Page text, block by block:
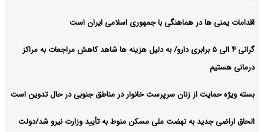
دارد؟
اقدامات یمنی ها در هماهنگی با جمهوری اسلامی ایران است
گرانی ۴ الی ۵ برابری دارو/ به دلیل هزینه ها شاهد کاهش مراجعات به مراکز
درمانی هستیم
بسته ویژه حمایت از زنان سرپرست خانوار در مناطق جنوبی در حال تدوین است
الحاق اراضی جدید به نهضت ملی مسکن منوط به تأیید وزارت نیرو شد/دولت